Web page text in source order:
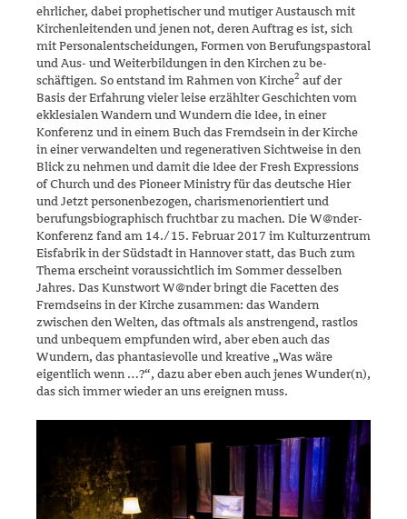
ehrlicher, dabei prophetischer und mutiger Austausch mit
Kirchenleitenden und jenen not, deren Auftrag es ist, sich
mit Personalentscheidungen, Formen von Berufungspastoral
und Aus- und Weiterbildungen in den Kirchen zu be­
schäftigen. So entstand im Rahmen von Kirche2 auf der
Basis der Erfah­rung vieler leise erzählter Geschichten vom
ekklesialen Wandern und Wundern die Idee, in einer
Konferenz und in einem Buch das Fremdsein in der Kirche
in einer verwandelten und regenerativen Sichtweise in den
Blick zu nehmen und damit die Idee der Fresh Expressions
of Church und des Pioneer Ministry für das deutsche Hier
und Jetzt per­so­nen­bezo­gen, charismenorientiert und
berufungsbiographisch fruchtbar zu ma­chen. Die W@nder-
Konferenz fand am 14./‌15. Februar 2017 im Kultur­zentrum
Eisfabrik in der Südstadt in Hannover statt, das Buch zum
The­ma erscheint voraussichtlich im Sommer desselben
Jahres. Das Kunst­wort W@nder bringt die Facetten des
Fremdseins in der Kirche zusam­men: das Wandern
zwischen den Welten, das oftmals als an­stren­gend, rastlos
und unbequem empfunden wird, aber eben auch das
Wundern, das phantasievolle und kreative „Was wäre
eigentlich wenn …?“, dazu aber eben auch jenes Wunder(n),
das sich immer wieder an uns ereignen muss.